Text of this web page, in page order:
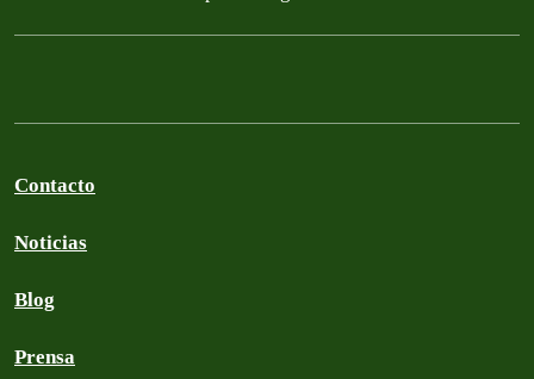
Contacto
Noticias
Blog
Prensa